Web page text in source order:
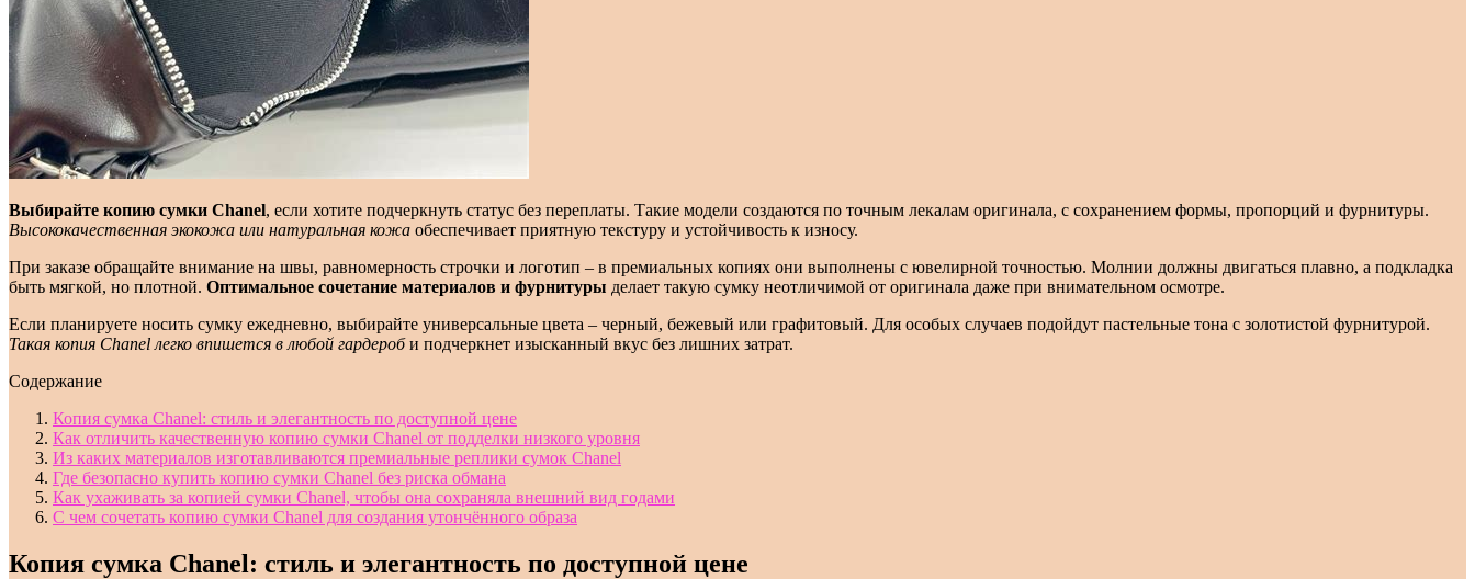
Выбирайте копию сумки Chanel, если хотите подчеркнуть статус без переплаты. Такие модели создаются по точным лекалам оригинала, с сохранением формы, пропорций и фурнитуры.
Высококачественная экокожа или натуральная кожа обеспечивает приятную текстуру и устойчивость к износу.
При заказе обращайте внимание на швы, равномерность строчки и логотип – в премиальных копиях они выполнены с ювелирной точностью. Молнии должны двигаться плавно, а подкладка
быть мягкой, но плотной. Оптимальное сочетание материалов и фурнитуры делает такую сумку неотличимой от оригинала даже при внимательном осмотре.
Если планируете носить сумку ежедневно, выбирайте универсальные цвета – черный, бежевый или графитовый. Для особых случаев подойдут пастельные тона с золотистой фурнитурой.
Такая копия Chanel легко впишется в любой гардероби подчеркнет изысканный вкус без лишних затрат.
Содержание
Копия сумка Chanel: стиль и элегантность по доступной цене
Как отличить качественную копию сумки Chanel от подделки низкого уровня
Из каких материалов изготавливаются премиальные реплики сумок Chanel
Где безопасно купить копию сумки Chanel без риска обмана
Как ухаживать за копией сумки Chanel, чтобы она сохраняла внешний вид годами
С чем сочетать копию сумки Chanel для создания утончённого образа
Копия сумка Chanel: стиль и элегантность по доступной цене